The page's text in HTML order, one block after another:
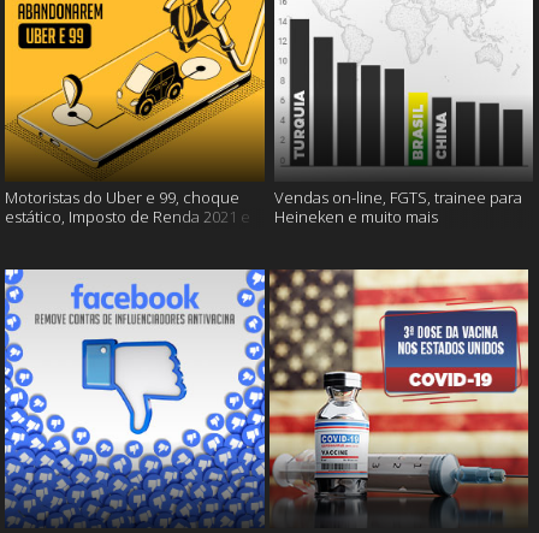
Motoristas do Uber e 99, choque
estático, Imposto de Renda 2021 e
Vendas on-line, FGTS, trainee para
Heineken e muito mais